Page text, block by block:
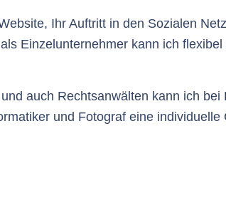
Ihr Auftritt in den Sozialen
Einzelunternehmer kann ich
auch Rechtsanwälten kann ich
und Fotograf eine